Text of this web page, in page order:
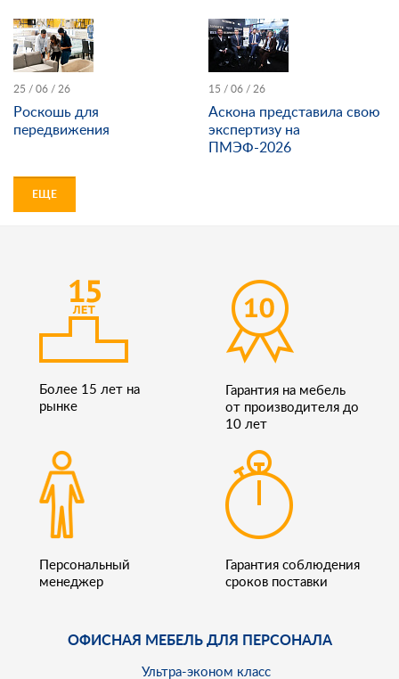
25 / 06 / 26
Роскошь для
передвижения
15 / 06 / 26
Аскона представила свою
экспертизу на
ПМЭФ-2026
ЕЩЕ
Более 15 лет на
рынке
Гарантия на мебель
от производителя до
10 лет
Персональный
менеджер
Гарантия соблюдения
сроков поставки
ОФИСНАЯ МЕБЕЛЬ ДЛЯ ПЕРСОНАЛА
Ультра-эконом класс